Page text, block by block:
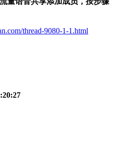
thread-9080-1-1.html